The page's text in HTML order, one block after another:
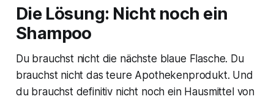
Die Lösung: Nicht noch ein
Shampoo
Du brauchst nicht die nächste blaue Flasche. Du
brauchst nicht das teure Apothekenprodukt. Und
du brauchst definitiv nicht noch ein Hausmittel von